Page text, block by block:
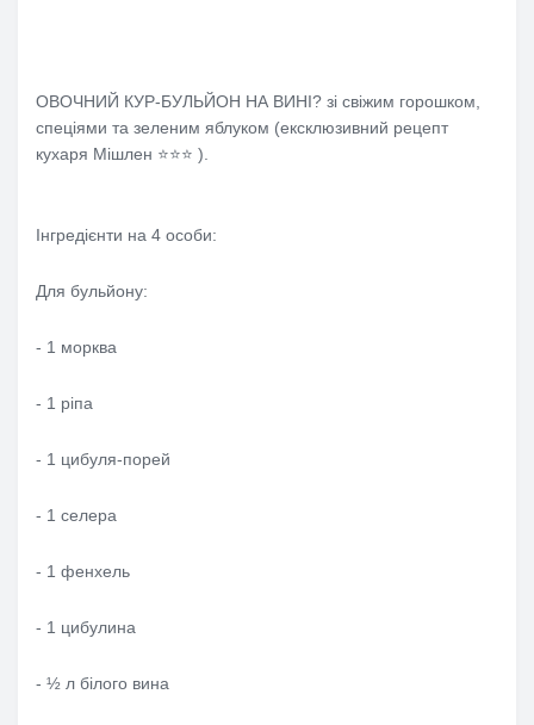
ОВОЧНИЙ КУР-БУЛЬЙОН НА ВИНІ? зі свіжим горошком,
спеціями та зеленим яблуком (ексклюзивний рецепт
кухаря Мішлен ⭐️⭐️⭐️ ).
Інгредієнти на 4 особи:
Для бульйону:
- 1 морква
- 1 ріпа
- 1 цибуля-порей
- 1 селера
- 1 фенхель
- 1 цибулина
- ½ л білого вина